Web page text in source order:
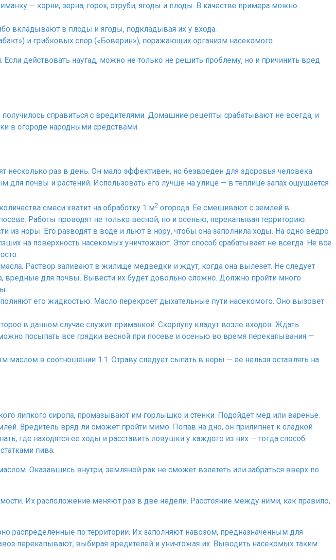
— корни, зерна, горох, отруби, ягоды и плоды. В качестве примера можно
вкладывают в плоды и ягоды, подкладывая их у входа.
и грибковых спор («Боверин»), поражающих организм насекомого.
действовать наугад, можно не только не решить проблему, но и причинить вред
справиться с вредителями. Домашние рецепты срабатывают не всегда, и
в огороде народными средствами.
раз в день. Он мало эффективен, но безвреден для здоровья человека.
почвы и растений. Использовать его лучше на улице — в теплице запах ощущается
смеси хватит на обработку 1 м2 огорода. Ее смешивают с землей в
Работы проводят не только весной, но и осенью, перекапывая территорию.
из норы. Его разводят в воде и льют в нору, чтобы она заполнила ходы. На одно ведро
на поверхность насекомых уничтожают. Этот способ срабатывает не всегда. Не все
Раствор заливают в жилище медведки и ждут, когда она вылезет. Не следует
для почвы. Вывести их будет довольно сложно. Должно пройти много
его жидкостью. Масло перекроет дыхательные пути насекомого. Оно вызовет
в данном случае служит приманкой. Скорлупу кладут возле входов. Ждать
посыпать все грядки весной при посеве и осенью во время перекапывания —
в соотношении 1:1. Отраву следует сыпать в норы — ее нельзя оставлять на
липкого сиропа, промазывают им горлышко и стенки. Подойдет мед или варенье.
Вредитель вряд ли сможет пройти мимо. Попав на дно, он прилипнет к сладкой
где находятся ее ходы и расставить ловушки у каждого из них — тогда способ
пива.
Оказавшись внутри, земляной рак не сможет взлететь или забраться вверх по
Их расположение меняют раз в две недели. Расстояние между ними, как правило,
распределенные по территории. Их заполняют навозом, предназначенным для
перекапывают, выбирая вредителей и уничтожая их. Выводить насекомых таким